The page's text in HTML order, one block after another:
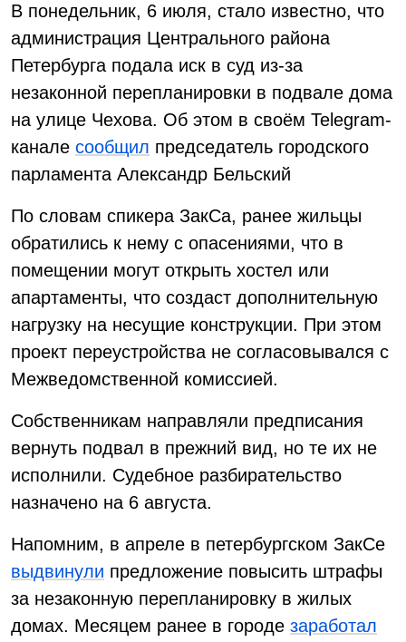
В понедельник, 6 июля, стало известно, что
администрация Центрального района
Петербурга подала иск в суд из-за
незаконной перепланировки в подвале дома
на улице Чехова. Об этом в своём Telegram-
канале сообщил председатель городского
парламента Александр Бельский
По словам спикера ЗакСа, ранее жильцы
обратились к нему с опасениями, что в
помещении могут открыть хостел или
апартаменты, что создаст дополнительную
нагрузку на несущие конструкции. При этом
проект переустройства не согласовывался с
Межведомственной комиссией.
Собственникам направляли предписания
вернуть подвал в прежний вид, но те их не
исполнили. Судебное разбирательство
назначено на 6 августа.
Напомним, в апреле в петербургском ЗакСе
выдвинули предложение повысить штрафы
за незаконную перепланировку в жилых
домах. Месяцем ранее в городе заработал